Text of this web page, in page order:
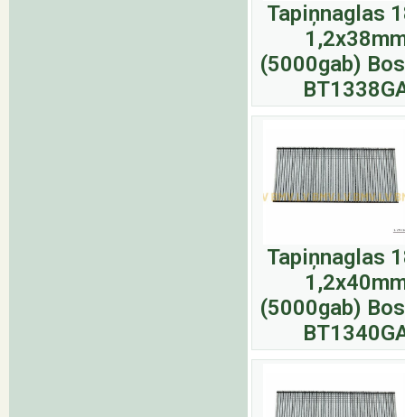
Tapiņnaglas
(5000gab)
Tapiņnaglas
(5000gab)